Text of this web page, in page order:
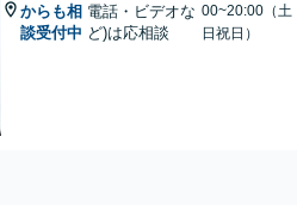
からも相
談受付中
電話・ビデオな
ど)は応相談
00~20:00（土
日祝日）